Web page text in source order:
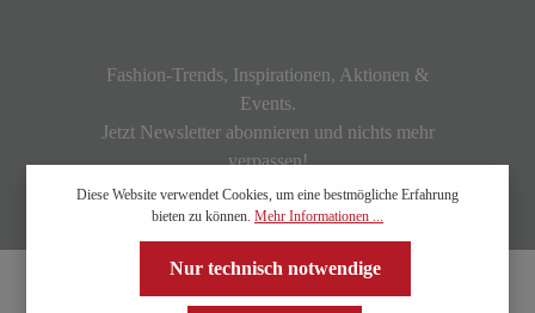
Fashion-Trends, Inspirationen, Aktionen &
Events.
Jetzt Newsletter abonnieren und nichts mehr
verpassen!
Diese Website verwendet Cookies, um eine bestmögliche Erfahrung
bieten zu können. Mehr Informationen ...
Nur technisch notwendige